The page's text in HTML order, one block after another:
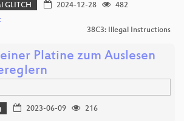
GLITCH 2024-12-28
482
38C3: Illegal Instructions
Platine zum Auslesen
2023-06-09
216